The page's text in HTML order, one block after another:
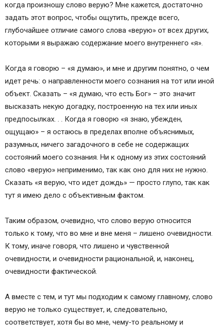
когда произношу слово верую? Мне кажется, достаточно
задать этот вопрос, чтобы ощутить, прежде всего,
глубочайшее отличие самого слова «верую» от всех других,
которыми я выражаю содержание моего внутреннего «я».
Когда я говорю – «я думаю», и мне и другим понятно, о чем
идет речь: о направленности моего сознания на тот или иной
объект. Сказать – «я думаю, что есть Бог» – это значит
высказать некую догадку, построенную на тех или иных
предпосылках. . . Когда я говорю «я знаю, убежден,
ощущаю» – я остаюсь в пределах вполне объяснимых,
разумных, ничего загадочного в себе не содержащих
состояний моего сознания. Ни к одному из этих состояний
слово «верую» неприменимо, так как оно для них не нужно.
Сказать «я верую, что идет дождь» — просто глупо, так как
тут я имею дело с объективным фактом.
Таким образом, очевидно, что слово верую относится
только к тому, что во мне и вне меня – лишено очевидности.
К тому, иначе говоря, что лишено и чувственной
очевидности, и очевидности рациональной, и, наконец,
очевидности фактической.
А вместе с тем, и тут мы подходим к самому главному, слово
верую не только существует, и, следовательно,
соответствует, хотя бы во мне, чему-то реальному и